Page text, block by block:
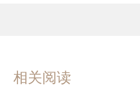
相关阅读